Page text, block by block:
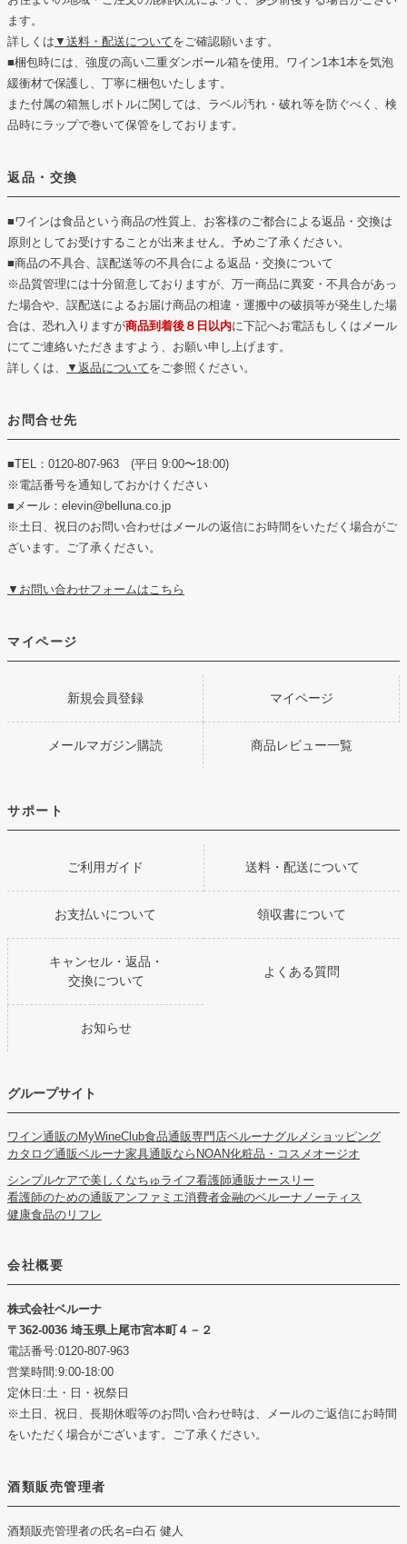
ます。
詳しくは ▼送料・配送についてをご確認願います。
■梱包時には、強度の高い二重ダンボール箱を使用。ワイン1本1本を気泡
緩衝材で保護し、丁寧に梱包いたします。
また付属の箱無しボトルに関しては、ラベル汚れ・破れ等を防ぐべく、検
品時にラップで巻いて保管をしております。
返品・交換
■ワインは食品という商品の性質上、お客様のご都合による返品・交換は
原則としてお受けすることが出来ません。予めご了承ください。
■商品の不具合、誤配送等の不具合による返品・交換について
※品質管理には十分留意しておりますが、万一商品に異変・不具合があっ
た場合や、誤配送によるお届け商品の相違・運搬中の破損等が発生した場
合は、恐れ入りますが商品到着後８日以内に下記へお電話もしくはメール
にてご連絡いただきますよう、お願い申し上げます。
詳しくは、
▼返品についてをご参照ください。
お問合せ先
■TEL：0120-807-963 (平日 9:00〜18:00)
※電話番号を通知しておかけください
■メール：elevin@belluna.co.jp
※土日、祝日のお問い合わせはメールの返信にお時間をいただく場合がご
ざいます。ご了承ください。
▼お問い合わせフォームはこちら
マイページ
新規会員登録 マイページ
メールマガジン購読 商品レビュー一覧
サポート
ご利用ガイド 送料・配送について
お支払いについて 領収書について
キャンセル・返品・
交換について
よくある質問
お知らせ
グループサイト
ワイン通販のMyWineClub食品通販専門店ベルーナグルメショッピング
カタログ通販ベルーナ家具通販ならNOAN化粧品・コスメオージオ
シンプルケアで美しくなちゅライフ看護師通販ナースリー
看護師のための通販アンファミエ消費者金融のベルーナノーティス
健康食品のリフレ
会社概要
株式会社ベルーナ
362-0036 埼玉県上尾市宮本町４－２
電話番号:0120-807-963
営業時間:9:00-18:00
定休日:土・日・祝祭日
※土日、祝日、長期休暇等のお問い合わせ時は、メールのご返信にお時間
をいただく場合がございます。ご了承ください。
酒類販売管理者
酒類販売管理者の氏名=白石 健人